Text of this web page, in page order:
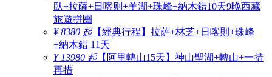
臥+拉薩+日喀则+羊湖+珠峰+納木錯10天9晚西藏
旅遊拼團
¥ 8380 起【經典行程】拉萨+林芝+日喀則+珠峰
+納木錯 11天
¥ 13980 起【阿里轉山15天】神山聖湖+轉山+一措
再措